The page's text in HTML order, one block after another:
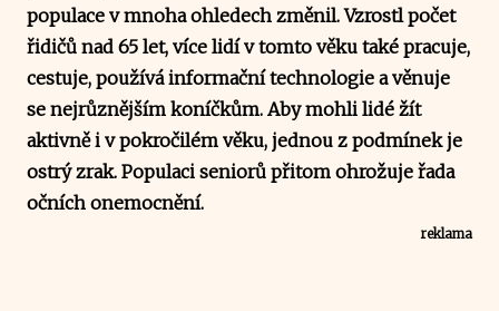
populace v mnoha ohledech změnil. Vzrostl počet
řidičů nad 65 let, více lidí v tomto věku také pracuje,
cestuje, používá informační technologie a věnuje
se nejrůznějším koníčkům. Aby mohli lidé žít
aktivně i v pokročilém věku, jednou z podmínek je
ostrý zrak. Populaci seniorů přitom ohrožuje řada
očních onemocnění.
reklama